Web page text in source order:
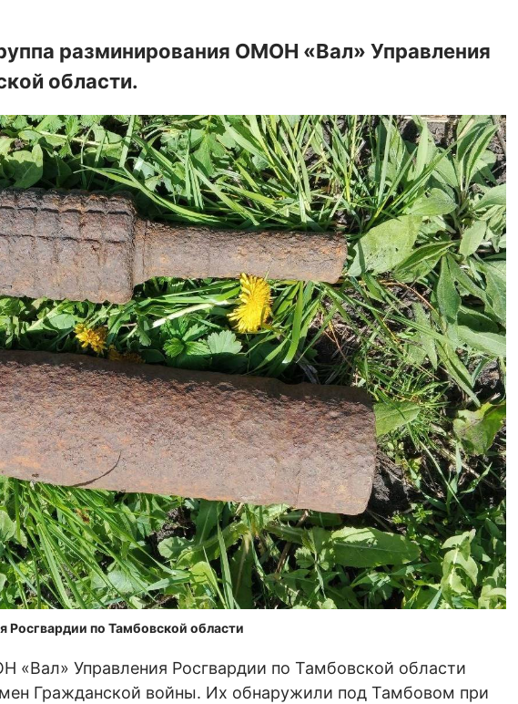
разминирования ОМОН «Вал» Управления
области.
по Тамбовской области
«Вал» Управления Росгвардии по Тамбовской области
Гражданской войны. Их обнаружили под Тамбовом при